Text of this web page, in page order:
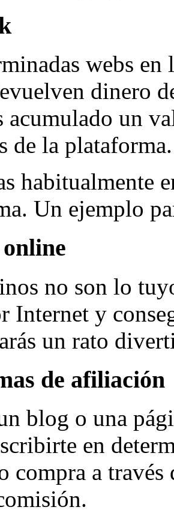
webs en
dinero
acumulado un
de la plataforma.
habitualmente
Un ejemplo
no son lo
Internet y
un rato
de afiliación
blog o una
en
compra a